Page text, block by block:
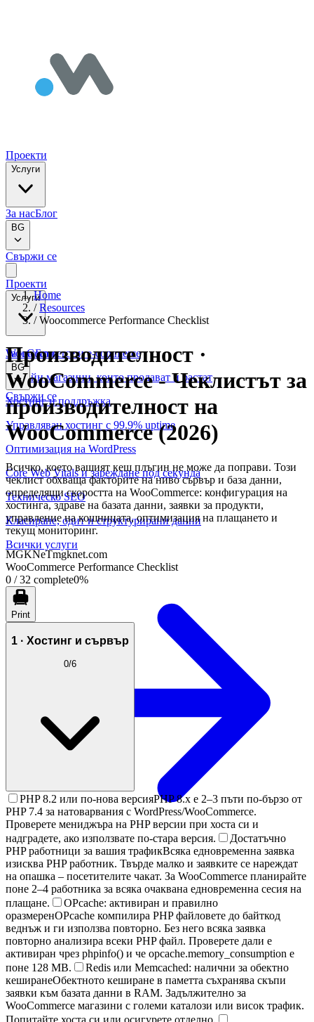
Проекти
Услуги
За насБлог
BG
Свържи се
Проекти
Услуги
WooCommerce и е-commerce
Онлайн магазини, които продават и растат
Хостинг и поддръжка
Управляван хостинг с 99.9% uptime
Оптимизация на WordPress
Core Web Vitals и зареждане под секунда
Техническо SEO
Класиране, одит и структурирани данни
Всички услуги
За насБлог
BG
Свържи се
Home
/ Resources
/ Woocommerce Performance Checklist
Производителност ·
WooCommerce-Чеклистът за
производителност на
WooCommerce (2026)
Всичко, което вашият кеш плъгин не може да поправи. Този
чеклист обхваща факторите на ниво сървър и база данни,
определящи скоростта на WooCommerce: конфигурация на
хостинга, здраве на базата данни, заявки за продукти,
управление на кошницата, оптимизация на плащането и
текущ мониторинг.
MGKNeTmgknet.com
WooCommerce Performance Checklist
0 /32 complete0%
Print
1 · Хостинг и сървър
0/6
PHP 8.2 или по-нова версияPHP 8.x е 2–3 пъти по-бързо от
PHP 7.4 за натоварвания с WordPress/WooCommerce.
Проверете мениджъра на PHP версии при хоста си и
надградете, ако използвате по-стара версия.
Достатъчно
PHP работници за вашия трафикВсяка едновременна заявка
изисква PHP работник. Твърде малко и заявките се нареждат
на опашка – посетителите чакат. За WooCommerce планирайте
поне 2–4 работника за всяка очаквана едновременна сесия на
плащане.
OPcache: активиран и правилно
оразмеренOPcache компилира PHP файловете до байткод
веднъж и ги използва повторно. Без него всяка заявка
повторно анализира всеки PHP файл. Проверете дали е
активиран чрез phpinfo() и че opcache.memory_consumption е
поне 128 MB.
Redis или Memcached: налични за обектно
кеширанеОбектното кеширане в паметта съхранява скъпи
заявки към базата данни в RAM. Задължително за
WooCommerce магазини с големи каталози или висок трафик.
Попитайте хоста си или осигурете отделно.